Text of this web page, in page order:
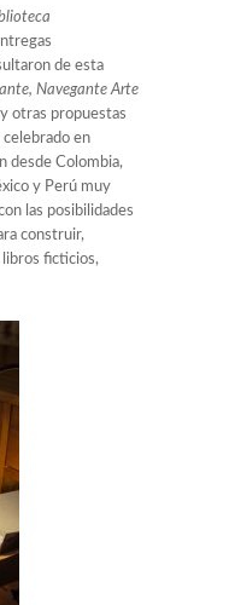
de esta
Navegante Arte
y otras propuestas
en
desde Colombia,
y Perú muy
las posibilidades
construir,
ficticios,